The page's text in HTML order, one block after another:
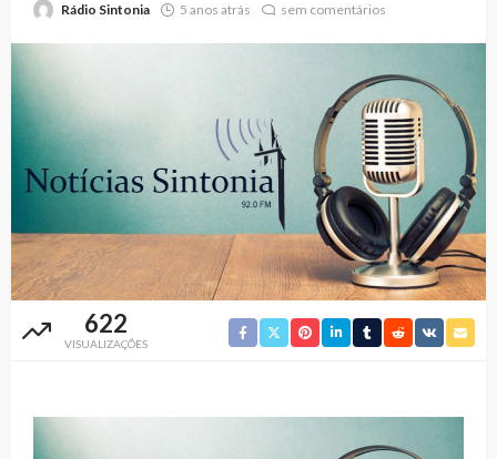
Rádio Sintonia 5 anos atrás sem comentários
622
VISUALIZAÇÕES